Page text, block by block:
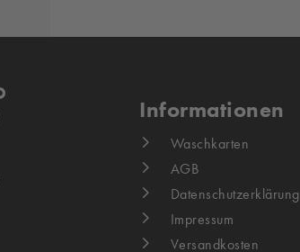
Informationen
Waschkarten
AGB
Datenschutzerklärung
Impressum
Versandkosten